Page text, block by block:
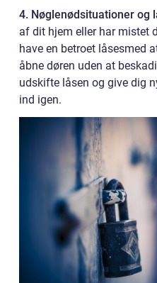
4. Nøglenødsituationer og
af dit hjem eller har mistet
have en betroet låsesmed
åbne døren uden at
udskifte låsen og give dig
ind igen.